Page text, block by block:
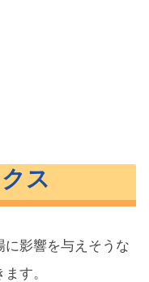
ス
影響を与えそうな
す。